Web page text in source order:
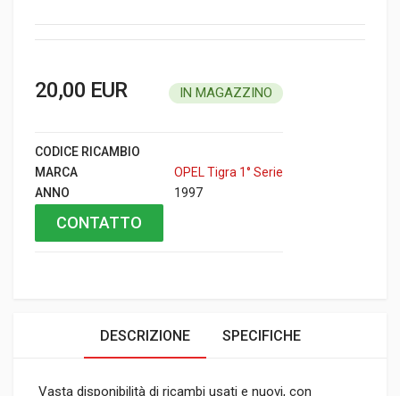
20,00 EUR IN MAGAZZINO
CODICE RICAMBIO
MARCA
OPEL Tigra 1° Serie
ANNO
1997
CONTATTO
DESCRIZIONE SPECIFICHE
Vasta disponibilità di ricambi usati e nuovi, con